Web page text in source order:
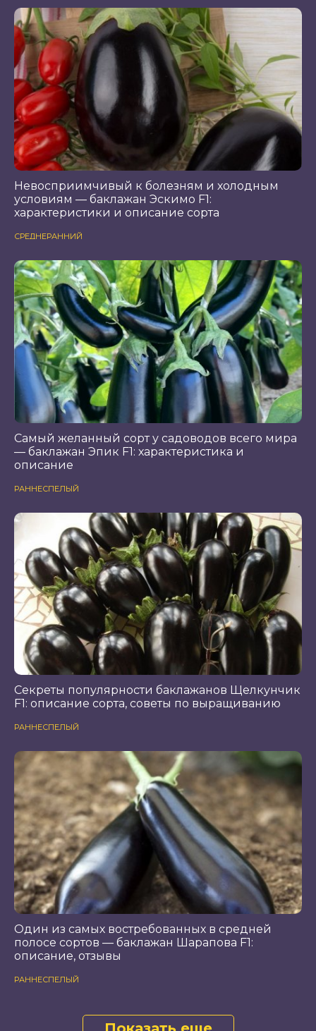
Невосприимчивый к болезням и холодным
условиям — баклажан Эскимо F1:
характеристики и описание сорта
СРЕДНЕРАННИЙ
Самый желанный сорт у садоводов всего мира
— баклажан Эпик F1: характеристика и
описание
РАННЕСПЕЛЫЙ
Секреты популярности баклажанов Щелкунчик
F1: описание сорта, советы по выращиванию
РАННЕСПЕЛЫЙ
Один из самых востребованных в средней
полосе сортов — баклажан Шарапова F1:
описание, отзывы
РАННЕСПЕЛЫЙ